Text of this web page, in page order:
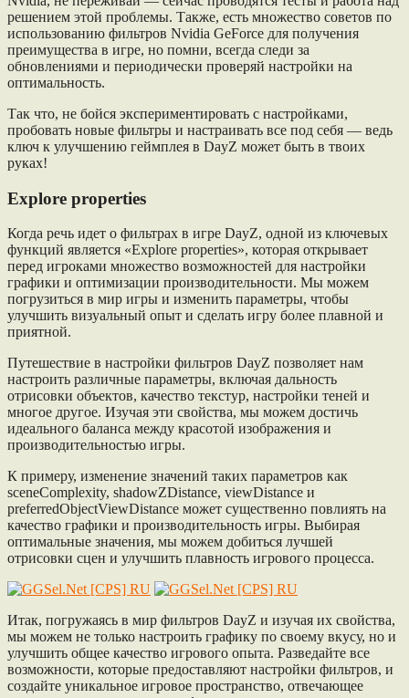
решением этой проблемы. Также, есть множество советов по
использованию фильтров Nvidia GeForce для получения
преимущества в игре, но помни, всегда следи за
обновлениями и периодически проверяй настройки на
оптимальность.
Так что, не бойся экспериментировать с настройками,
пробовать новые фильтры и настраивать все под себя — ведь
ключ к улучшению геймплея в DayZ может быть в твоих
руках!
Explore properties
Когда речь идет о фильтрах в игре DayZ, одной из ключевых
функций является «Explore properties», которая открывает
перед игроками множество возможностей для настройки
графики и оптимизации производительности. Мы можем
погрузиться в мир игры и изменить параметры, чтобы
улучшить визуальный опыт и сделать игру более плавной и
приятной.
Путешествие в настройки фильтров DayZ позволяет нам
настроить различные параметры, включая дальность
отрисовки объектов, качество текстур, настройки теней и
многое другое. Изучая эти свойства, мы можем достичь
идеального баланса между красотой изображения и
производительностью игры.
К примеру, изменение значений таких параметров как
sceneComplexity, shadowZDistance, viewDistance и
preferredObjectViewDistance может существенно повлиять на
качество графики и производительность игры. Выбирая
оптимальные значения, мы можем добиться лучшей
отрисовки сцен и улучшить плавность игрового процесса.
Итак, погружаясь в мир фильтров DayZ и изучая их свойства,
мы можем не только настроить графику по своему вкусу, но и
улучшить общее качество игрового опыта. Разведайте все
возможности, которые предоставляют настройки фильтров, и
создайте уникальное игровое пространство, отвечающее